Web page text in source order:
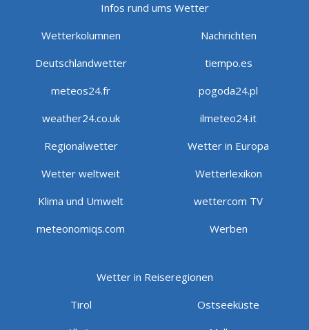
Infos rund ums Wetter
Wetterkolumnen
Nachrichten
Deutschlandwetter
tiempo.es
meteos24.fr
pogoda24.pl
weather24.co.uk
ilmeteo24.it
Regionalwetter
Wetter in Europa
Wetter weltweit
Wetterlexikon
Klima und Umwelt
wettercom TV
meteonomiqs.com
Werben
Wetter in Reiseregionen
Tirol
Ostseeküste